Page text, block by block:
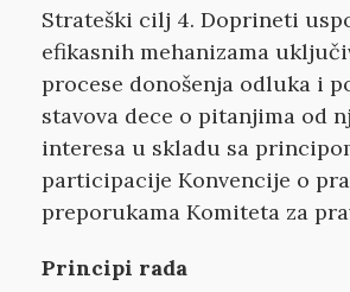
Strateški cilj 4. Doprineti
efikasnih mehanizama
procese donošenja odluka i
stavova dece o pitanjima od
interesa u skladu sa
participacije Konvencije o
preporukama Komiteta za
Principi rada